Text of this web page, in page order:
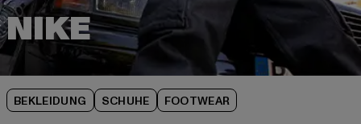
BEKLEIDUNG SCHUHE FOOTWEAR